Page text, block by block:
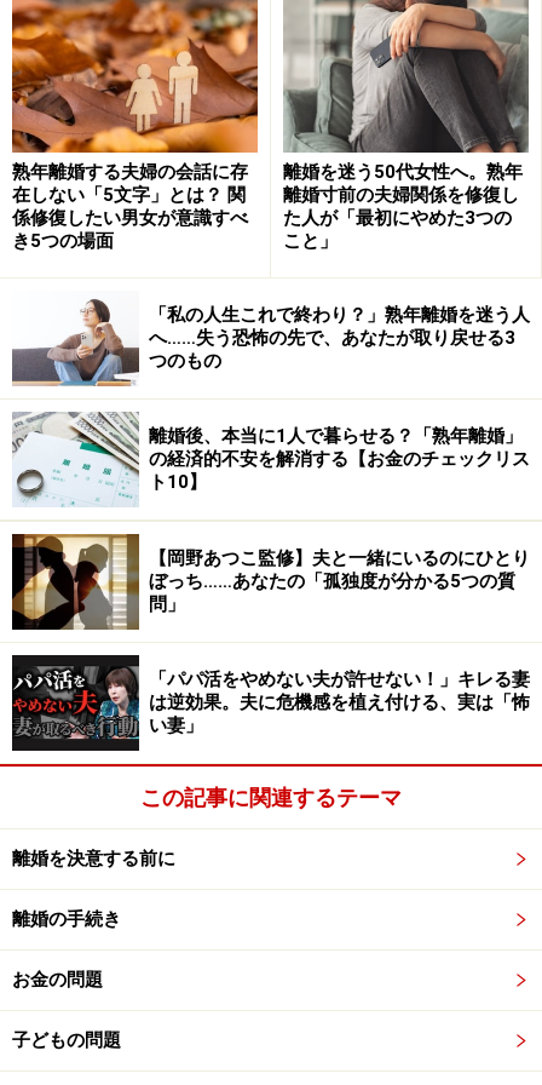
この場合、相手の女性がどこの誰、と調べるのがちょっ
と難しいかも知れません。離れていますし。でも、妻と
しては、探偵を使ってでも探し当てなければなりませ
ん。見つけたら妻は直接出向いて、女性と話をつけるの
です。
この際、弁護士を立てた方がいい場合もあります。「私
たちの家庭を壊さないで。私と子どもたちから夫をとら
ないで」と率直に言って下さい。その時に、必ずテープ
を回して録音しておくことが大切です。メモでもいいで
す。どんな話し合いをして、相手がどんな約束をした
か、忘れてしまうと困りますから。念のため後々のため
に記録を残しておきます。
女性が謝って「別れる」と約束して、本当に別れれば大
成功。開き直っていたり、口では別れると言いながらズ
ルズルしていたら、次の段階、「慰謝料請求の裁判起こ
しますよ」と予告します。予告しても別れなかったら、
本当に訴えるのです。但しこれは夫の様子も見計らって
やらないと、逆効果になってしまいますから、慎重に。
この際には是非私にご相談下さい。
※記事内容は執筆時点のものです。最新の内容をご確認くださ
熟年離婚する夫婦の会話に存
在しない「5文字」とは？ 関
係修復したい男女が意識すべ
き5つの場面
離婚を迷う50代女性へ。熟年
離婚寸前の夫婦関係を修復し
た人が「最初にやめた3つの
こと」
「私の人生これで終わり？」熟年離婚を迷う人
へ……失う恐怖の先で、あなたが取り戻せる3
つのもの
離婚後、本当に1人で暮らせる？「熟年離婚」
の経済的不安を解消する【お金のチェックリス
ト10】
【岡野あつこ監修】夫と一緒にいるのにひとり
ぼっち……あなたの「孤独度が分かる5つの質
問」
「パパ活をやめない夫が許せない！」キレる妻
は逆効果。夫に危機感を植え付ける、実は「怖
い妻」
この記事に関連するテーマ
離婚を決意する前に
離婚の手続き
お金の問題
子どもの問題